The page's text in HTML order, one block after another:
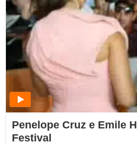
Penelope Cruz e Emile
Festival